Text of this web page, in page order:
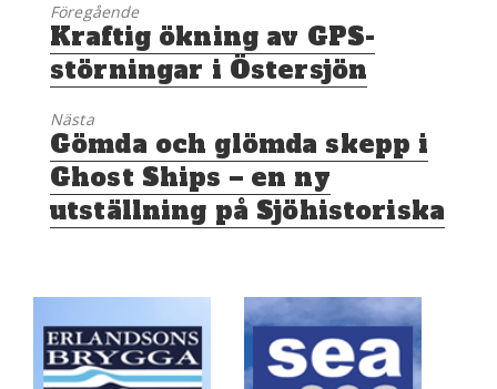
Föregående
Föregående
inlägg:
Kraftig ökning av GPS-
störningar i Östersjön
Nästa
Nästa
inlägg:
Gömda och glömda skepp i
Ghost Ships – en ny
utställning på Sjöhistoriska